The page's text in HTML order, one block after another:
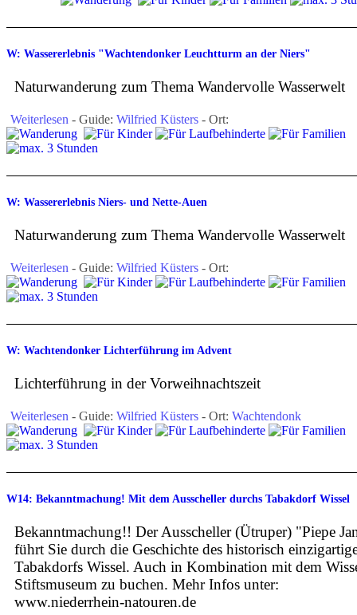
W: Wassererlebnis "Wachtendonker Leuchtturm an der Niers"
Naturwanderung zum Thema Wandervolle Wasserwelt
Weiterlesen - Guide: Wilfried Küsters - Ort:
W: Wassererlebnis Niers- und Nette-Auen
Naturwanderung zum Thema Wandervolle Wasserwelt
Weiterlesen - Guide: Wilfried Küsters - Ort:
W: Wachtendonker Lichterführung im Advent
Lichterführung in der Vorweihnachtszeit
Weiterlesen - Guide: Wilfried Küsters - Ort: Wachtendonk
W14: Bekanntmachung! Mit dem Ausscheller durchs Tabakdorf Wissel
Bekanntmachung!! Der Ausscheller (Ütruper) "Piepe
führt Sie durch die Geschichte des historisch
Tabakdorfs Wissel. Auch in Kombination mit dem
Stiftsmuseum zu buchen. Mehr Infos unter:
www.niederrhein-natouren.de